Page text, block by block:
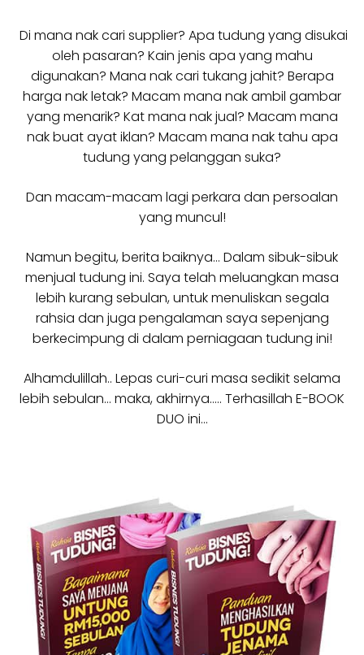
Di mana nak cari supplier? Apa tudung yang disukai
oleh pasaran? Kain jenis apa yang mahu
digunakan? Mana nak cari tukang jahit? Berapa
harga nak letak? Macam mana nak ambil gambar
yang menarik? Kat mana nak jual? Macam mana
nak buat ayat iklan? Macam mana nak tahu apa
tudung yang pelanggan suka?
Dan macam-macam lagi perkara dan persoalan
yang muncul!
Namun begitu, berita baiknya… Dalam sibuk-sibuk
menjual tudung ini. Saya telah meluangkan masa
lebih kurang sebulan, untuk menuliskan segala
rahsia dan juga pengalaman saya sepenjang
berkecimpung di dalam perniagaan tudung ini!
Alhamdulillah.. Lepas curi-curi masa sedikit selama
lebih sebulan… maka, akhirnya….. Terhasillah E-BOOK
DUO ini…